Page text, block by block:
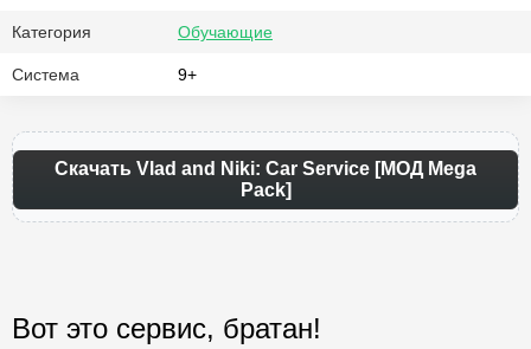
Категория Обучающие
Система 9+
Скачать Vlad and Niki: Car Service [МОД Mega
Pack]
Вот это сервис, братан!